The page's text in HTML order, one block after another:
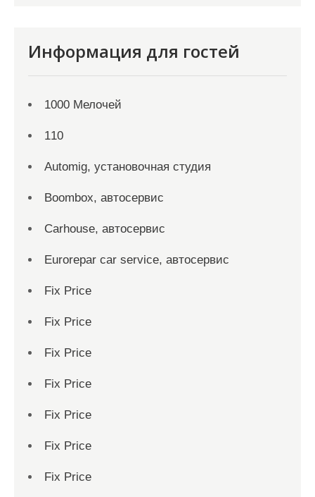
Информация для гостей
1000 Мелочей
110
Automig, установочная студия
Boombox, автосервис
Carhouse, автосервис
Eurorepar car service, автосервис
Fix Price
Fix Price
Fix Price
Fix Price
Fix Price
Fix Price
Fix Price